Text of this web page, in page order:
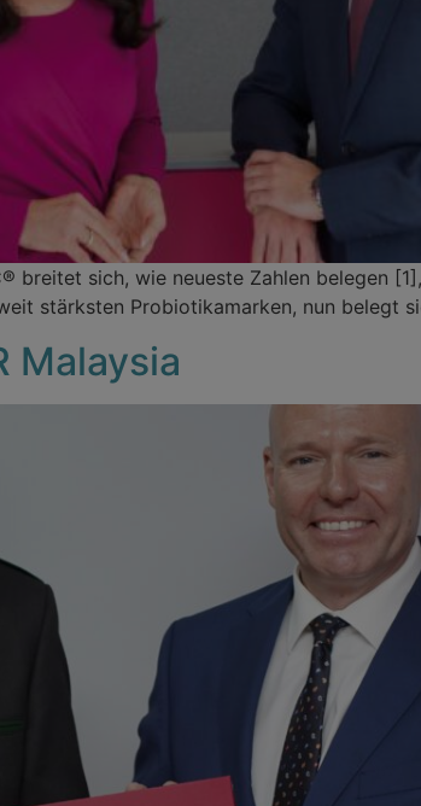
breitet sich, wie neueste Zahlen belegen
stärksten Probiotikamarken, nun belegt
Malaysia